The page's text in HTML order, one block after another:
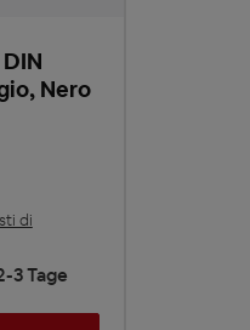
DIN
Nero
di
3 Tage